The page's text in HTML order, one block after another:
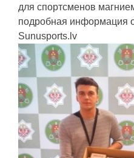
для спортсменов
подробная информация
Sunusports.lv